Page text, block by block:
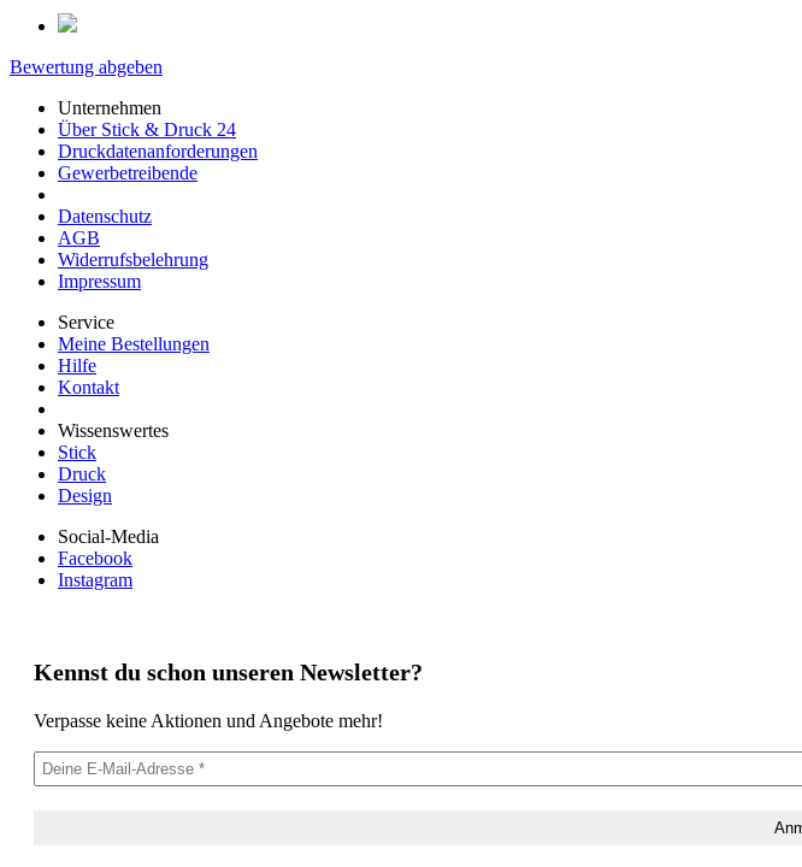
Bewertung abgeben
Unternehmen
Über Stick & Druck 24
Druckdatenanforderungen
Gewerbetreibende
Datenschutz
AGB
Widerrufsbelehrung
Impressum
Service
Meine Bestellungen
Hilfe
Kontakt
Wissenswertes
Stick
Druck
Design
Social-Media
Facebook
Instagram
Kennst du schon unseren Newsletter?
Verpasse keine Aktionen und Angebote mehr!